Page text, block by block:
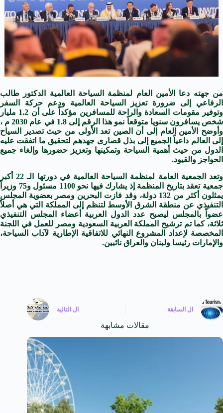
من جهته دعا الأمين العام لمنظمة السياحة العالمية الدكتور طالب
الرفاعي إلى ضرورة تعزيز السياحة العالمية ودعم حركة السفر
وتوفير مقومات السعادة والراحة للمسافرين مؤكداً على أن 1.2 مليار
شخص يسافرون سنويا متوقعاً نمو هذا الرقم إلى 1.8 في عام 2030 م ،
وأوضح الأمين العام إلى أن الصين تعد الأولى من حيث تصدير السياح
إلى العالم داعياً الجميع إلى بذل قصارى جهدهم لتحقيق ما اتفقت عليه
الدول من حيث أهمية السياحة وتمكينها وتعزيز حضورها وإلغاء جميع
الحواجز والقيود.
وتعد الجمعية العامة لمنظمة السياحة العالمية في دورتها الـ 22 أكبر
جمعية تعقد بتاريخ المنظمة إذ يشارك فيها نحو 1100 مسئول و75 وزيراً
يمثلون أكثر من 132 دولة، وقد فازت البحرين ومصر بعضوية المجلس
التنفيذي عن منطقة الشرق الأوسط لتنظم إلى المملكة التي هي أصلاً
عضواً بالمجلس ليصبح عدد الدول العربية أعضاء المجلس التنفيذي
ثلاثة، كما تم ترشيح المملكة العربية السعودية ومصر للعمل في اللجنة
المخصصة لإعداد المشروع النهائي للاتفاقية الإطارية لآداب السياحة،
والإمارات رئيسا ولبنان والعراق نائبين.
ال السابقة ال التالية
مقالات مشابهة